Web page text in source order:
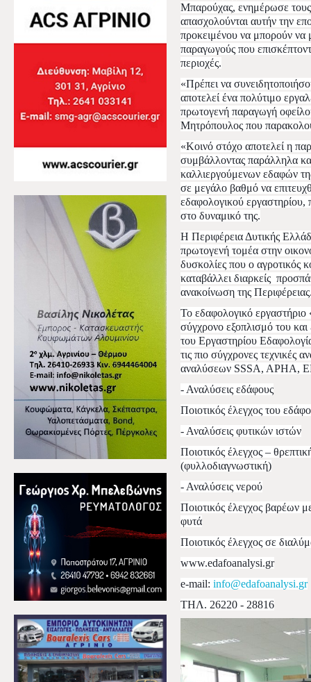
Μπαρούχας, ενημέρωσε
απασχολούνται αυτήν την
προκειμένου να μπορούν
παραγωγούς που
περιοχές.
«Πρέπει να
αποτελεί ένα πολύτιμο
πρωτογενή παραγωγή
Μητρόπουλος που
«Κοινό στόχο αποτελεί η
συμβάλλοντας παράλληλα
καλλιεργούμενων εδαφών
σε μεγάλο βαθμό να
εδαφολογικού εργαστηρίου,
στο δυναμικό της.
Η Περιφέρεια Δυτικής
πρωτογενή τομέα στην
δυσκολίες που ο αγροτικός
καταβάλλει διαρκείς
ανακοίνωση της
Το εδαφολογικό
σύγχρονο εξοπλισμό του
του Εργαστηρίου
τις πιο σύγχρονες
αναλύσεων SSSA, APHA,
- Αναλύσεις εδάφους
Ποιοτικός έλεγχος του
- Αναλύσεις φυτικών ιστών
Ποιοτικός έλεγχος –
(φυλλοδιαγνωστική)
- Αναλύσεις νερού
Ποιοτικός έλεγχος βαρέων
φυτά
Ποιοτικός έλεγχος σε
www.edafoanalysi.gr
e-mail: info@edafoanalysi.gr
ΤΗΛ. 26220 - 28816